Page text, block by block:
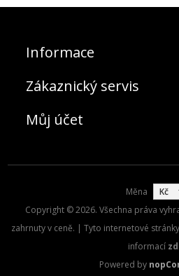
Informace
Zákaznický servis
Můj účet
Měna
Copyright © 2026. Všechna práva
zahrnuty v ceně. | Tyto internetové
informací
Powered by